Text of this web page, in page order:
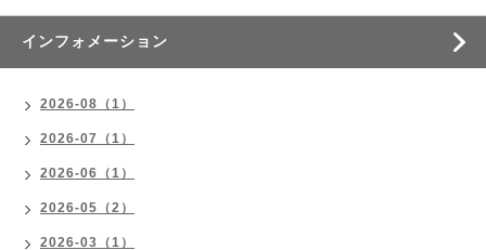
インフォメーション
2026-08（1）
2026-07（1）
2026-06（1）
2026-05（2）
2026-03（1）